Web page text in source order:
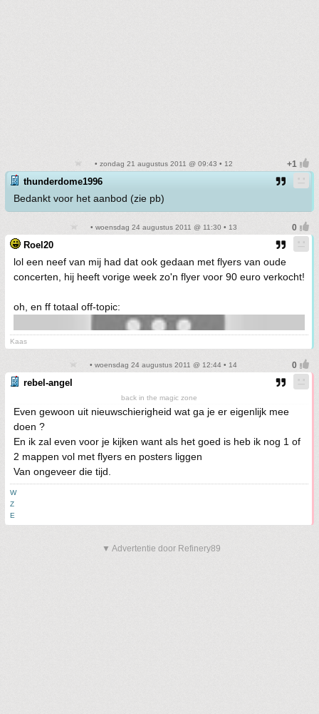
• zondag 21 augustus 2011 @ 09:43 • 12
thunderdome1996
Bedankt voor het aanbod (zie pb)
• woensdag 24 augustus 2011 @ 11:30 • 13
Roel20
lol een neef van mij had dat ook gedaan met flyers van oude
concerten, hij heeft vorige week zo'n flyer voor 90 euro verkocht!
oh, en ff totaal off-topic:
Kaas
• woensdag 24 augustus 2011 @ 12:44 • 14
rebel-angel
back in the magic zone
Even gewoon uit nieuwschierigheid wat ga je er eigenlijk mee
doen ?
En ik zal even voor je kijken want als het goed is heb ik nog 1 of
2 mappen vol met flyers en posters liggen
Van ongeveer die tijd.
W
Z
E
▼ Advertentie door Refinery89